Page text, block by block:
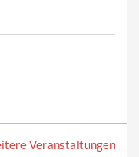
Veranstaltungen